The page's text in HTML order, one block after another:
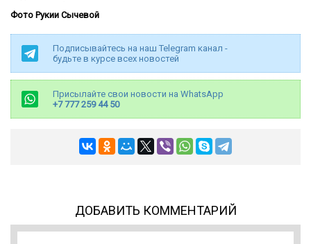
Фото Рукии Сычевой
Подписывайтесь на наш Telegram канал -
будьте в курсе всех новостей
Присылайте свои новости на WhatsApp
+7 777 259 44 50
ДОБАВИТЬ КОММЕНТАРИЙ